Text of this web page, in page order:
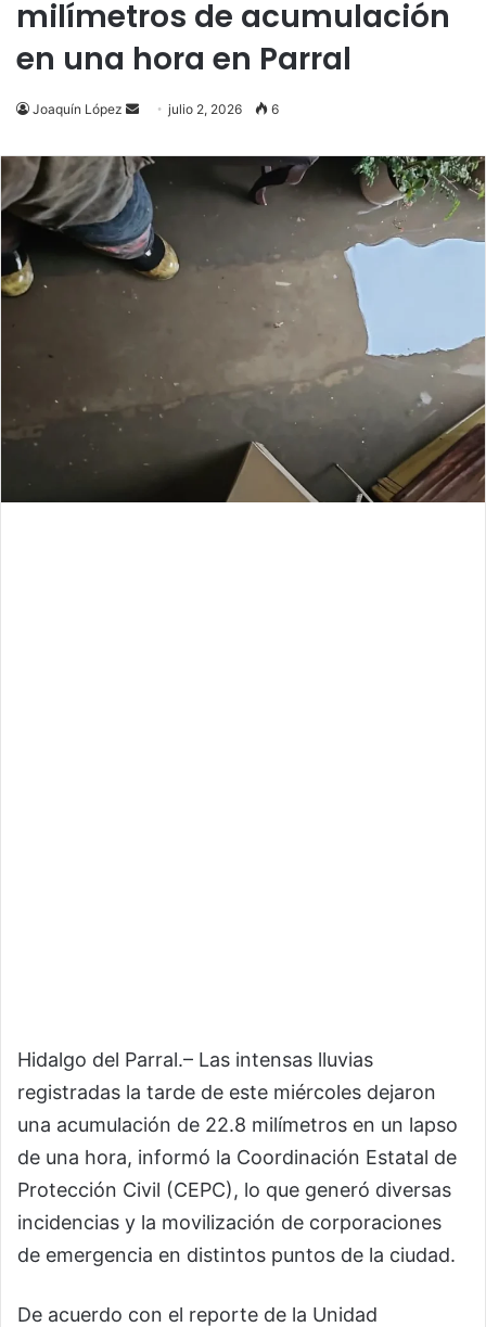
milímetros de acumulación
en una hora en Parral
Joaquín López
Send
email
julio 2, 2026 6
Hidalgo del Parral.– Las intensas lluvias
registradas la tarde de este miércoles dejaron
una acumulación de 22.8 milímetros en un lapso
de una hora, informó la Coordinación Estatal de
Protección Civil (CEPC), lo que generó diversas
incidencias y la movilización de corporaciones
de emergencia en distintos puntos de la ciudad.
De acuerdo con el reporte de la Unidad